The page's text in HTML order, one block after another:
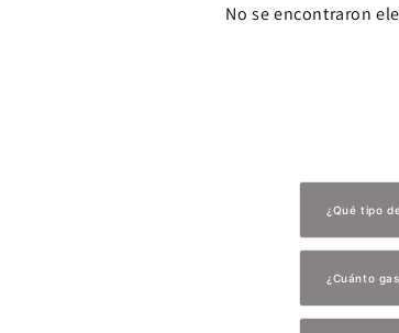
No se encontraron
¿Qué tipo
¿Cuánto